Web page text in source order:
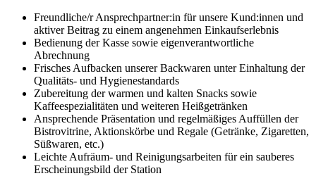
Freundliche/r Ansprechpartner:in für unsere Kund:innen und
aktiver Beitrag zu einem angenehmen Einkaufserlebnis
Bedienung der Kasse sowie eigenverantwortliche
Abrechnung
Frisches Aufbacken unserer Backwaren unter Einhaltung der
Qualitäts- und Hygienestandards
Zubereitung der warmen und kalten Snacks sowie
Kaffeespezialitäten und weiteren Heißgetränken
Ansprechende Präsentation und regelmäßiges Auffüllen der
Bistrovitrine, Aktionskörbe und Regale (Getränke, Zigaretten,
Süßwaren, etc.)
Leichte Aufräum- und Reinigungsarbeiten für ein sauberes
Erscheinungsbild der Station